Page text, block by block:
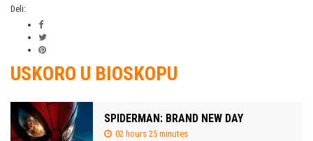
Deli:
USKORO U BIOSKOPU
SPIDERMAN: BRAND NEW DAY
02 hours 25 minutes